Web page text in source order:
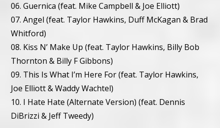
06. Guernica (feat. Mike Campbell & Joe Elliott)
07. Angel (feat. Taylor Hawkins, Duff McKagan & Brad
Whitford)
08. Kiss N’ Make Up (feat. Taylor Hawkins, Billy Bob
Thornton & Billy F Gibbons)
09. This Is What I’m Here For (feat. Taylor Hawkins,
Joe Elliott & Waddy Wachtel)
10. I Hate Hate (Alternate Version) (feat. Dennis
DiBrizzi & Jeff Tweedy)